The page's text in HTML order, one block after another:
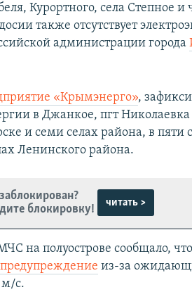
Курортного, села Степное и
также отсутствует
администрации города
«Крымэнерго»,
в Джанкое, пгт Николаевка
и семи селах района, в пяти
Ленинского района.
блокировку!
читать >
на полуострове сообщало,
из-за
м/с.